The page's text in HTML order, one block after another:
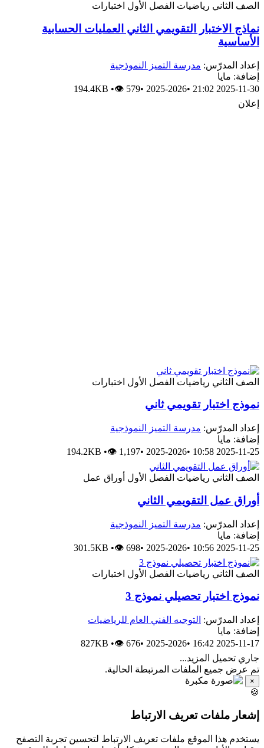
الصف الثاني رياضيات الفصل الأول اختبارات
نماذج الاختبار التقويمي الثاني العمليات الحسابية
الأساسية
إعداد المدرّس: مدرسة التميز النموذجية
إضافة: مايا
2025-11-30 21:02
•
2025-2026
•
194.4KB •👁 579
إعلان
الصف الثاني رياضيات الفصل الأول اختبارات
نموذج اختبار تقويمي ثاني
إعداد المدرّس: مدرسة التميز النموذجية
إضافة: مايا
2025-11-25 10:58
•
2025-2026
•
194.2KB •👁 1,197
الصف الثاني رياضيات الفصل الأول أوراق عمل
أوراق عمل التقويمي الثاني
إعداد المدرّس: مدرسة التميز النموذجية
إضافة: مايا
2025-11-25 10:56
•
2025-2026
•
301.5KB •👁 698
الصف الثاني رياضيات الفصل الأول اختبارات
نموذج اختبار تحصيلي نموذج 3
إعداد المدرّس: التوجيه الفني العام للرياضيات
إضافة: مايا
2025-11-17 16:42
•
2025-2026
•
827KB •👁 676
جاري تحميل المزيد...
تم عرض جميع الملفات المرتبطة الحالية.
×
🍪
إشعار ملفات تعريف الارتباط
يستخدم هذا الموقع ملفات تعريف الارتباط لتحسين تجربة التصفح